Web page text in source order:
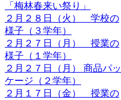
「梅林春来い祭り」
２月２８日（火） 学校の
様子（３学年）
２月２７日（月） 授業の
様子（１学年）
２月２７日（月） 商品パッ
ケージ（２学年）
２月１７日（金） 授業の